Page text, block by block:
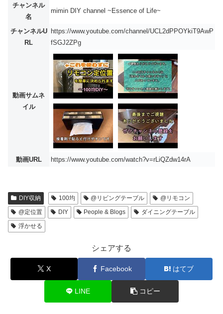
チャンネル
名
mimin DIY channel ~Essence of Life~
チャンネルU
RL
https://www.youtube.com/channel/UCL2dPPOYkiT9AwP
fSGJ2ZPg
動画サムネ
イル
動画URL https://www.youtube.com/watch?v=rLiQZdw14rA
DIY収納 100均 @リビングテーブル
@リモコン
@定位置
DIY People & Blogs
ダイニングテーブル
浮かせる
シェアする
X Facebook はてブ
LINE コピー